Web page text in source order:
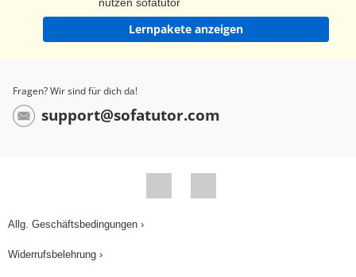
Lernpakete anzeigen
Fragen? Wir sind für dich da!
support@sofatutor.com
Allg. Geschäftsbedingungen ›
Widerrufsbelehrung ›